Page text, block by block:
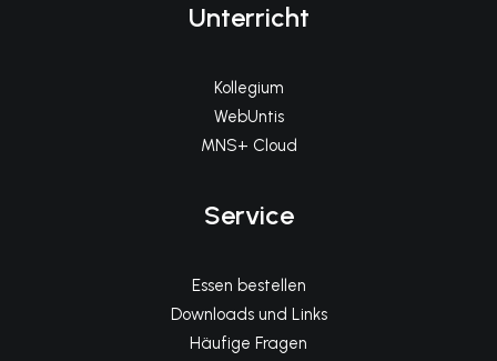
Unterricht
Kollegium
WebUntis
MNS+ Cloud
Service
Essen bestellen
Downloads und Links
Häufige Fragen